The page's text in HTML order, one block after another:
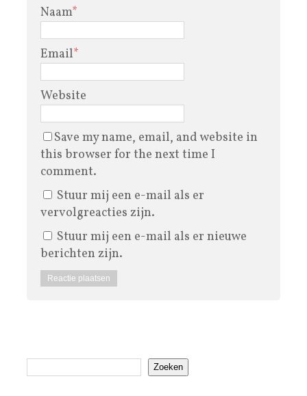
Naam*
Email*
Website
Save my name, email, and website in
this browser for the next time I
comment.
Stuur mij een e-mail als er
vervolgreacties zijn.
Stuur mij een e-mail als er nieuwe
berichten zijn.
Zoeken